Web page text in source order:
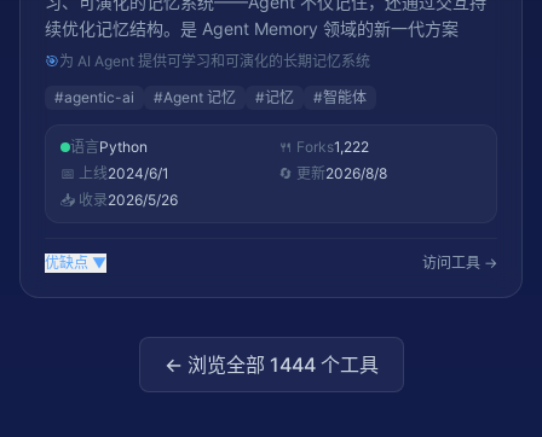
续优化记忆结构。是 Agent Memory 领域的新一代方案
🎯为 AI Agent 提供可学习和可演化的长期记忆系统
#agentic-ai #Agent 记忆 #记忆 #智能体
语言Python 🍴 Forks1,222
📅 上线2024/6/1 🔄 更新2026/8/8
📥 收录2026/5/26
优缺点 ▼ 访问工具 →
← 浏览全部 1444个工具